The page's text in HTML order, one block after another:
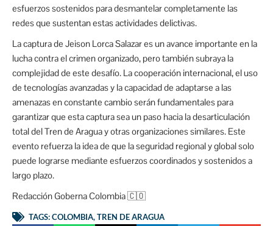
esfuerzos sostenidos para desmantelar completamente las
redes que sustentan estas actividades delictivas.
La captura de Jeison Lorca Salazar es un avance importante en la
lucha contra el crimen organizado, pero también subraya la
complejidad de este desafío. La cooperación internacional, el uso
de tecnologías avanzadas y la capacidad de adaptarse a las
amenazas en constante cambio serán fundamentales para
garantizar que esta captura sea un paso hacia la desarticulación
total del Tren de Aragua y otras organizaciones similares. Este
evento refuerza la idea de que la seguridad regional y global solo
puede lograrse mediante esfuerzos coordinados y sostenidos a
largo plazo.
Redacción Goberna Colombia 🇨🇴
TAGS:COLOMBIA,TREN DE ARAGUA